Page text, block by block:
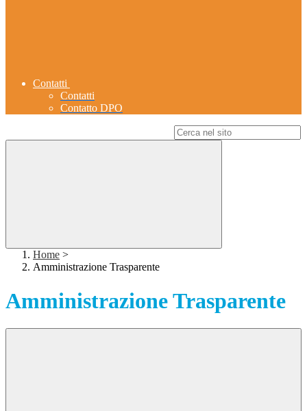
Contatti
Contatti
Contatto DPO
Home >
Amministrazione Trasparente
Amministrazione Trasparente